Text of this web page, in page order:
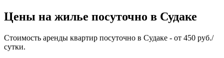
Цены на жилье посуточно в Судаке
Стоимость аренды квартир посуточно в Судаке - от 450 руб./
сутки.